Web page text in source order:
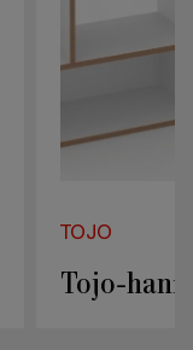
TOJO
Tojo-